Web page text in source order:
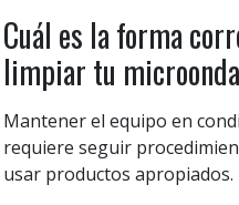
Cuál es la forma
limpiar tu
Mantener el equipo en
requiere seguir
usar productos apropiados.